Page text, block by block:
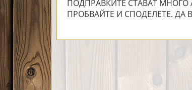
ПОДПРАВКИТЕ СТАВАТ МНОГО
ПРОБВАЙТЕ И СПОДЕЛЕТЕ. ДА